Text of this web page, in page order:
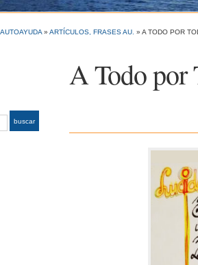
» ARTÍCULOS, FRASES AU. » A TODO POR
A Todo por
buscar